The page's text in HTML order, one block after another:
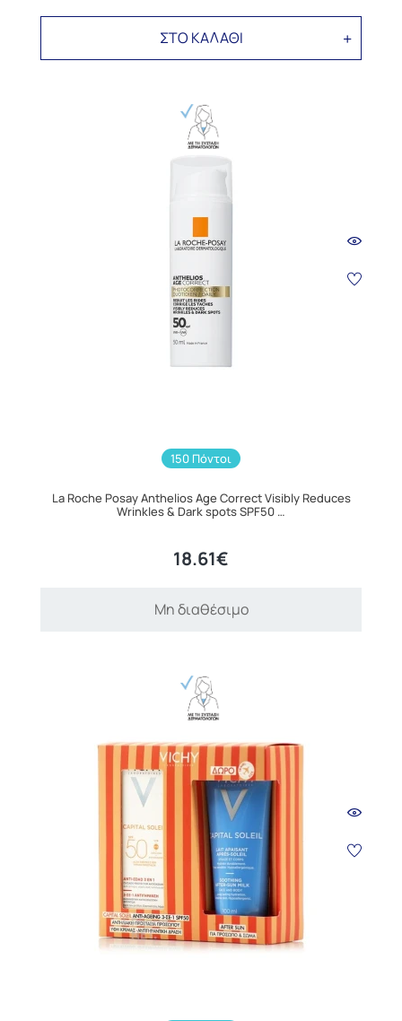
ΣΤΟ ΚΑΛΑΘΙ
150 Πόντοι
La Roche Posay Anthelios Age Correct Visibly Reduces
Wrinkles & Dark spots SPF50 …
18.61€
Μη διαθέσιμο